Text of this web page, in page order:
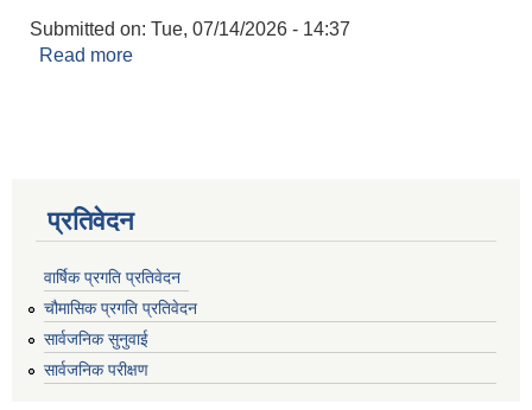
Submitted on: Tue, 07/14/2026 - 14:37
Read more
प्रतिवेदन
वार्षिक प्रगति प्रतिवेदन
चौमासिक प्रगति प्रतिवेदन
सार्वजनिक सुनुवाई
सार्वजनिक परीक्षण